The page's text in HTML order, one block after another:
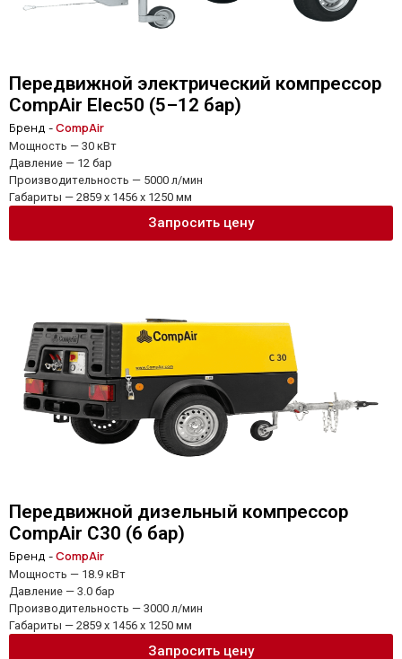
Передвижной электрический компрессор
CompAir Elec50 (5–12 бар)
Бренд -CompAir
Мощность — 30 кВт
Давление — 12 бар
Производительность — 5000 л/мин
Габариты — 2859 x 1456 x 1250 мм
Запросить цену
Передвижной дизельный компрессор
CompAir C30 (6 бар)
Бренд -CompAir
Мощность — 18.9 кВт
Давление — 3.0 бар
Производительность — 3000 л/мин
Габариты — 2859 x 1456 x 1250 мм
Запросить цену